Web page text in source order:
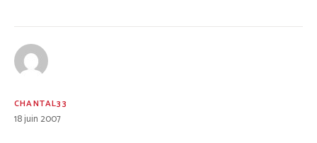
CHANTAL33
18 juin 2007